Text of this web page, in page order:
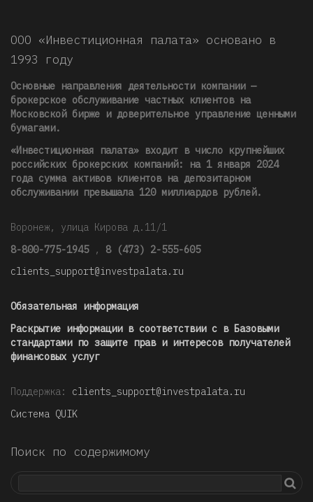
ООО «Инвестиционная палата» основано в
1993 году
Основные направления деятельности компании —
брокерское обслуживание частных клиентов на
Московской бирже и доверительное управление ценными
бумагами.
«Инвестиционная палата» входит в число крупнейших
российских брокерских компаний: на 1 января 2024
года сумма активов клиентов на депозитарном
обслуживании превышала 120 миллиардов рублей.
Воронеж, улица Кирова д.11/1
8-800-775-1945 , 8 (473) 2-555-605
clients_support@investpalata.ru
Обязательная информация
Раскрытие информации в соответствии с в Базовыми
стандартами по защите прав и интересов получателей
финансовых услуг
Поддержка: clients_support@investpalata.ru
Система QUIK
Поиск по содержимому